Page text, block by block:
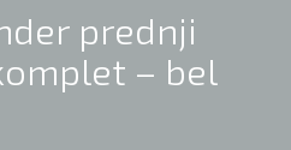
prednji
– bel